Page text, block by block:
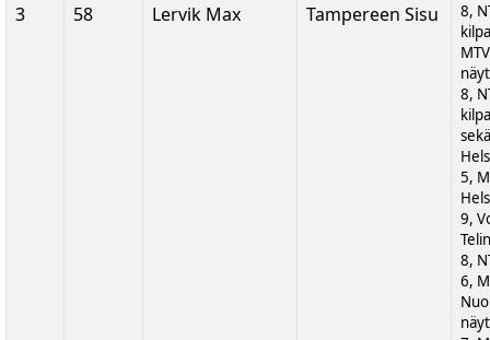
3 58 Lervik Max Tampereen Sisu
8,
8,
5,
9,
8,
6,